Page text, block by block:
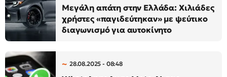
Μεγάλη απάτη στην Ελλάδα: Χιλιάδες
χρήστες «παγιδεύτηκαν» με ψεύτικο
διαγωνισμό για αυτοκίνητο
28.08.2025 - 08:48